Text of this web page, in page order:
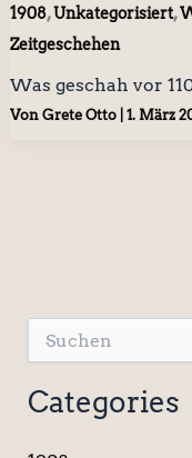
1908,Unkategorisiert,
Zeitgeschehen
Was geschah vor
Von Grete Otto 1. März
u
c
h
n
Categories